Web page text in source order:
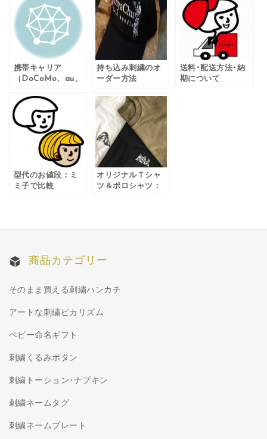
携帯キャリア
（DoCoMo、au、
ールアドレスをご
登録のお客様へ
持ち込み刺繍のオ
ーダー方法
送料･配送方法･納
期について
型代のお値段：ミ
ミ子で比較
オリジナルＴシャ
ツ＆ポロシャツ：
商品カテゴリー
そのまま買える刺繍ハンカチ
アートな刺繍ピカリズム
ベビー命名ギフト
刺繍くるみボタン
刺繍トーション･ナプキン
刺繍ネームタグ
刺繍ネームプレート